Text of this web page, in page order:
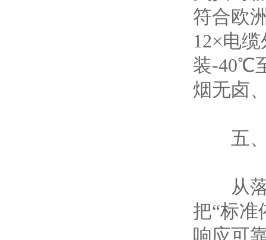
符合欧
12×电
装-40℃
烟无卤
五、
从落
把“标准
响应可